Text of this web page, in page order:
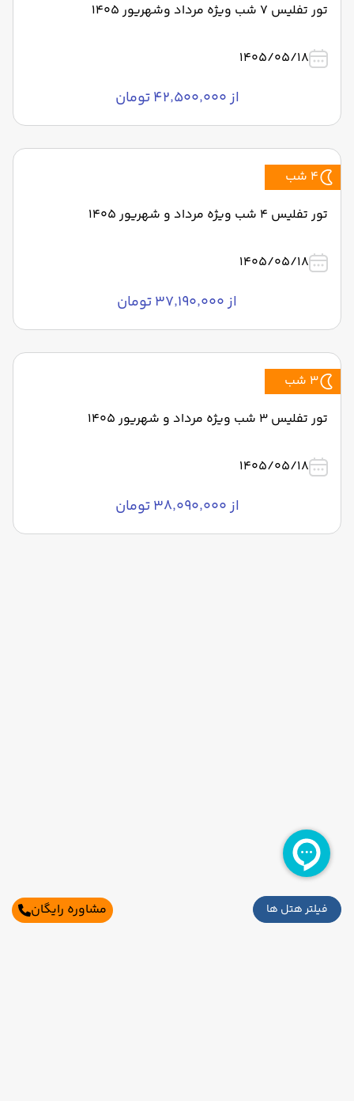
فیلتر هتل ها
تور تفلیس ۷ شب ویژه مرداد وشهریور 1405
1405/05/18
از ۴۲٬۵۰۰٬۰۰۰ تومان
4 شب
تور تفلیس 4 شب ویژه مرداد و شهریور 1405
1405/05/18
از ۳۷٬۱۹۰٬۰۰۰ تومان
3 شب
تور تفلیس 3 شب ویژه مرداد و شهریور 1405
1405/05/18
از ۳۸٬۰۹۰٬۰۰۰ تومان
مشاوره رایگان